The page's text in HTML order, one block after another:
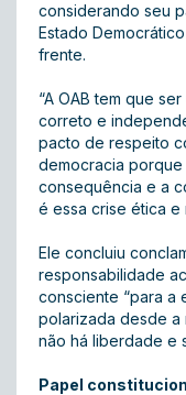
considerando seu
Estado
frente.
“A OAB tem que
correto e
pacto de respeito
democracia
consequência e a
é essa crise ética e
Ele concluiu
responsabilidade
consciente “para a
polarizada desde a
não há liberdade e
Papel